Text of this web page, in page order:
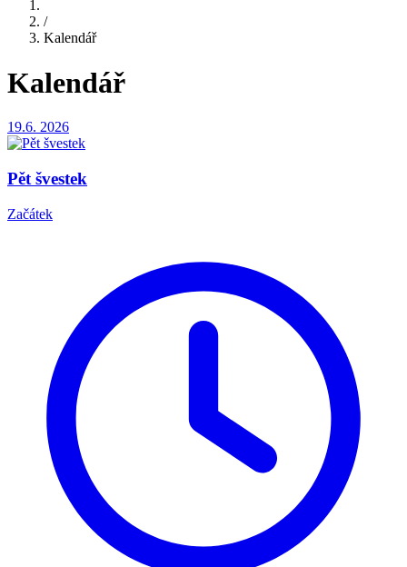
/
Kalendář
Kalendář
19.6. 2026
Pět švestek
Začátek